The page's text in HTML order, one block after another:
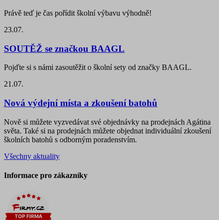
Právě teď je čas pořídit školní výbavu výhodně!
23.07.
SOUTĚŽ se značkou BAAGL
Pojďte si s námi zasoutěžit o školní sety od značky BAAGL.
21.07.
Nová výdejní místa a zkoušení batohů
Nově si můžete vyzvedávat své objednávky na prodejnách Agátina
světa. Také si na prodejnách můžete objednat individuální zkoušení
školních batohů s odborným poradenstvím.
Všechny aktuality
Informace pro zákazníky